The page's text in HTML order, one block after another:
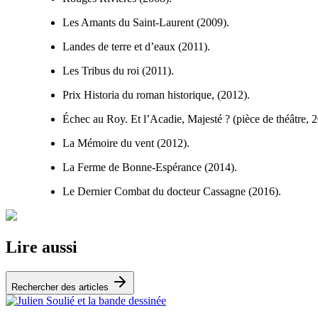
Les Amants du Saint-Laurent (2009).
Landes de terre et d’eaux (2011).
Les Tribus du roi (2011).
Prix Historia du roman historique, (2012).
Échec au Roy. Et l’Acadie, Majesté ? (pièce de théâtre,
La Mémoire du vent (2012).
La Ferme de Bonne-Espérance (2014).
Le Dernier Combat du docteur Cassagne (2016).
Lire aussi
Rechercher des articles